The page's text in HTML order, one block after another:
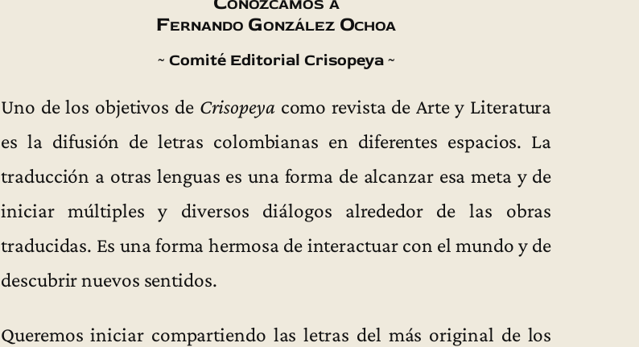
Fernando González Ochoa
~ Comité Editorial Crisopeya ~
Uno de los objetivos de Crisopeyacomo revista de Arte y Literatura
es la difusión de letras colombianas en diferentes espacios. La
traducción a otras lenguas es una forma de alcanzar esa meta y de
iniciar múltiples y diversos diálogos alrededor de las obras
traducidas. Es una forma hermosa de interactuar con el mundo y de
descubrir nuevos sentidos.
Queremos iniciar compartiendo las letras del más original de los